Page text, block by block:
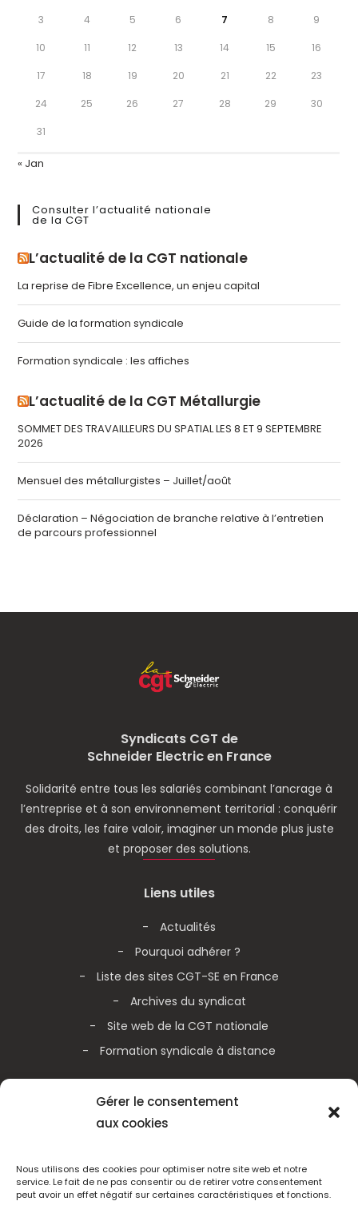
Gérer le consentement
aux cookies
Nous utilisons des cookies pour optimiser notre site web et notre
service. Le fait de ne pas consentir ou de retirer votre consentement
peut avoir un effet négatif sur certaines caractéristiques et fonctions.
3 4 5 6 7 8 9
10 11 12 13 14 15 16
17 18 19 20 21 22 23
24 25 26 27 28 29 30
31
« Jan
Consulter l’actualité nationale
de la CGT
L’actualité de la CGT nationale
La reprise de Fibre Excellence, un enjeu capital
Guide de la formation syndicale
Formation syndicale : les affiches
L’actualité de la CGT Métallurgie
SOMMET DES TRAVAILLEURS DU SPATIAL LES 8 ET 9 SEPTEMBRE
2026
Mensuel des métallurgistes – Juillet/août
Déclaration – Négociation de branche relative à l’entretien
de parcours professionnel
Syndicats CGT de
Schneider Electric en France
Solidarité entre tous les salariés combinant l’ancrage à
l’entreprise et à son environnement territorial : conquérir
des droits, les faire valoir, imaginer un monde plus juste
et proposer des solutions.
Liens utiles
Actualités
Pourquoi adhérer ?
Liste des sites CGT-SE en France
Archives du syndicat
Site web de la CGT nationale
Formation syndicale à distance
Galerie vidéos
Actualités de la CGT nationale
Actualités de la CGT Métallurgie